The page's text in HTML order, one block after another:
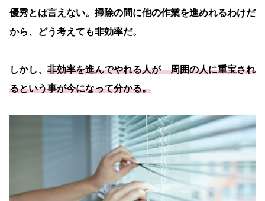
優秀とは言えない。掃除の間に他の作業を進めれるわけだ
から、どう考えても非効率だ。
しかし、 非効率を進んでやれる人が 周囲の人に重宝され
るという事が今になって分かる。